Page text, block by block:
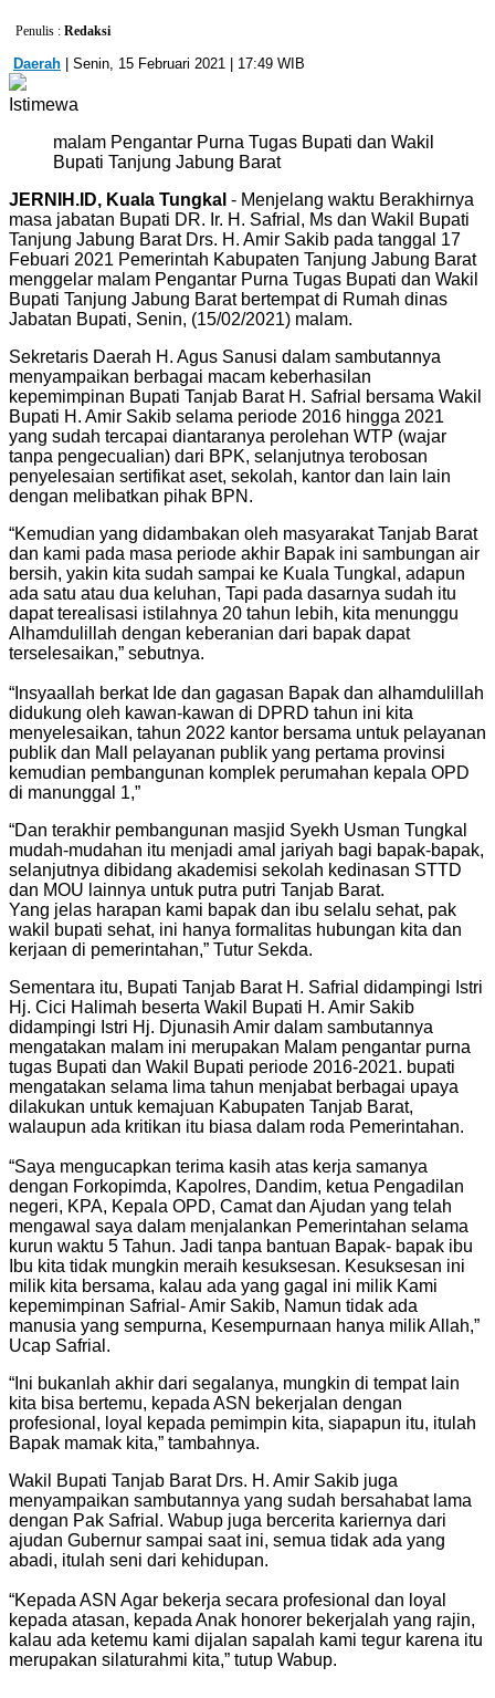
Penulis : Redaksi
Daerah | Senin, 15 Februari 2021 | 17:49 WIB
Istimewa
malam Pengantar Purna Tugas Bupati dan Wakil
Bupati Tanjung Jabung Barat
JERNIH.ID, Kuala Tungkal - Menjelang waktu Berakhirnya
masa jabatan Bupati DR. Ir. H. Safrial, Ms dan Wakil Bupati
Tanjung Jabung Barat Drs. H. Amir Sakib pada tanggal 17
Febuari 2021 Pemerintah Kabupaten Tanjung Jabung Barat
menggelar malam Pengantar Purna Tugas Bupati dan Wakil
Bupati Tanjung Jabung Barat bertempat di Rumah dinas
Jabatan Bupati, Senin, (15/02/2021) malam.
Sekretaris Daerah H. Agus Sanusi dalam sambutannya
menyampaikan berbagai macam keberhasilan
kepemimpinan Bupati Tanjab Barat H. Safrial bersama Wakil
Bupati H. Amir Sakib selama periode 2016 hingga 2021
yang sudah tercapai diantaranya perolehan WTP (wajar
tanpa pengecualian) dari BPK, selanjutnya terobosan
penyelesaian sertifikat aset, sekolah, kantor dan lain lain
dengan melibatkan pihak BPN.
“Kemudian yang didambakan oleh masyarakat Tanjab Barat
dan kami pada masa periode akhir Bapak ini sambungan air
bersih, yakin kita sudah sampai ke Kuala Tungkal, adapun
ada satu atau dua keluhan, Tapi pada dasarnya sudah itu
dapat terealisasi istilahnya 20 tahun lebih, kita menunggu
Alhamdulillah dengan keberanian dari bapak dapat
terselesaikan,” sebutnya.
“Insyaallah berkat Ide dan gagasan Bapak dan alhamdulillah
didukung oleh kawan-kawan di DPRD tahun ini kita
menyelesaikan, tahun 2022 kantor bersama untuk pelayanan
publik dan Mall pelayanan publik yang pertama provinsi
kemudian pembangunan komplek perumahan kepala OPD
di manunggal 1,”
“Dan terakhir pembangunan masjid Syekh Usman Tungkal
mudah-mudahan itu menjadi amal jariyah bagi bapak-bapak,
selanjutnya dibidang akademisi sekolah kedinasan STTD
dan MOU lainnya untuk putra putri Tanjab Barat.
Yang jelas harapan kami bapak dan ibu selalu sehat, pak
wakil bupati sehat, ini hanya formalitas hubungan kita dan
kerjaan di pemerintahan,” Tutur Sekda.
Sementara itu, Bupati Tanjab Barat H. Safrial didampingi Istri
Hj. Cici Halimah beserta Wakil Bupati H. Amir Sakib
didampingi Istri Hj. Djunasih Amir dalam sambutannya
mengatakan malam ini merupakan Malam pengantar purna
tugas Bupati dan Wakil Bupati periode 2016-2021. bupati
mengatakan selama lima tahun menjabat berbagai upaya
dilakukan untuk kemajuan Kabupaten Tanjab Barat,
walaupun ada kritikan itu biasa dalam roda Pemerintahan.
“Saya mengucapkan terima kasih atas kerja samanya
dengan Forkopimda, Kapolres, Dandim, ketua Pengadilan
negeri, KPA, Kepala OPD, Camat dan Ajudan yang telah
mengawal saya dalam menjalankan Pemerintahan selama
kurun waktu 5 Tahun. Jadi tanpa bantuan Bapak- bapak ibu
Ibu kita tidak mungkin meraih kesuksesan. Kesuksesan ini
milik kita bersama, kalau ada yang gagal ini milik Kami
kepemimpinan Safrial- Amir Sakib, Namun tidak ada
manusia yang sempurna, Kesempurnaan hanya milik Allah,”
Ucap Safrial.
“Ini bukanlah akhir dari segalanya, mungkin di tempat lain
kita bisa bertemu, kepada ASN bekerjalan dengan
profesional, loyal kepada pemimpin kita, siapapun itu, itulah
Bapak mamak kita,” tambahnya.
Wakil Bupati Tanjab Barat Drs. H. Amir Sakib juga
menyampaikan sambutannya yang sudah bersahabat lama
dengan Pak Safrial. Wabup juga bercerita kariernya dari
ajudan Gubernur sampai saat ini, semua tidak ada yang
abadi, itulah seni dari kehidupan.
“Kepada ASN Agar bekerja secara profesional dan loyal
kepada atasan, kepada Anak honorer bekerjalah yang rajin,
kalau ada ketemu kami dijalan sapalah kami tegur karena itu
merupakan silaturahmi kita,” tutup Wabup.